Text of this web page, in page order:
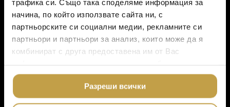
трафика си. Също така споделяме информация за
начина, по който използвате сайта ни, с
партньорските си социални медии, рекламните си
партньори и партньори за анализ, които може да я
комбинират с друга предоставена им от Вас
ползването от Ваша страна на услугите им.
Разреши всички
Списък с желания
Количка
Доставка
Ваучер за подарък
Политика за поверителност
Онлайн пазаруване
ПРОДУКТОВИ КАТЕГОРИИ
АРОМАТИ ЗА ДОМА
ИЗКУСТВО И КНИГИ
ВИСОК КЛАС
МЕБЕЛИ
ПОДАРЪЦИ
MICHAEL ARAM
ASSOULINE
SELETTI
DOLCE & GABBANA
ETHNICRAFT